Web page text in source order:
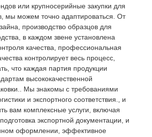
или крупносерийные закупки для
мы можем точно адаптироваться. От
производство образцов для
в каждом звене установлена
качества, профессиональная
контролирует весь процесс,
что каждая партия продукции
высококачественной
Мы знакомы с требованиями
и экспортного соответствия., и
вам комплексные услуги, включая
экспортной документации, и
оформлении, эффективное